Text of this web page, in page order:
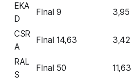
EKA
D
FInal 9 3,95
CSR
A
FInal 14,63 3,42
RAL
S
FInal 50 11,63